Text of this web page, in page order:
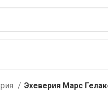
Эхеверия Марс